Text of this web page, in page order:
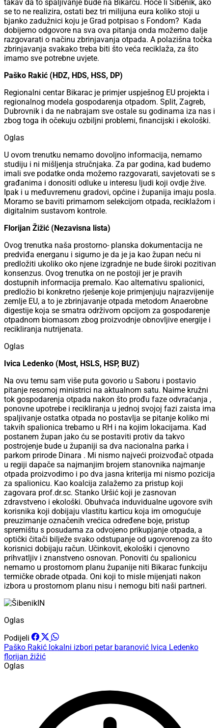
takav da to spaljivanje bude na Bikarcu. Hoće li Šibenik, ako
se to ne realizira, ostati bez tri milijuna eura koliko stoji u
bjanko zadužnici koju je Grad potpisao s Fondom? Kada
dobijemo odgovore na sva ova pitanja onda možemo dalje
razgovarati o načinu zbrinjavanja otpada. A polazišna točka
zbrinjavanja svakako treba biti što veća reciklaža, za što
imamo sve potrebne uvjete.
Paško Rakić (HDZ, HDS, HSS, DP)
Regionalni centar Bikarac je primjer uspješnog EU projekta i
regionalnog modela gospodarenja otpadom. Split, Zagreb,
Dubrovnik i da ne nabrajam sve ostale su godinama iza nas i
zbog toga ih očekuju ozbiljni problemi, financijski i ekološki.
Oglas
U ovom trenutku nemamo dovoljno informacija, nemamo
studiju i ni mišljenja stručnjaka. Za par godina, kad budemo
imali sve podatke onda možemo razgovarati, savjetovati se s
građanima i donositi odluke u interesu ljudi koji ovdje žive.
Ipak i u međuvremenu gradovi, općine i županija imaju posla.
Moramo se baviti primarnom selekcijom otpada, reciklažom i
digitalnim sustavom kontrole.
Florijan Žižić (Nezavisna lista)
Ovog trenutka naša prostorno- planska dokumentacija ne
predviđa energanu i sigurno je da je ja kao župan neću ni
predložiti ukoliko oko njene izgradnje ne bude široki pozitivan
konsenzus. Ovog trenutka on ne postoji jer je pravih
dostupnih informacija premalo. Kao alternativu spalionici,
predložio bi konkretno rješenje koje primjenjuju najrazvijenije
zemlje EU, a to je zbrinjavanje otpada metodom Anaerobne
digestije koja se smatra održivom opcijom za gospodarenje
otpadnom biomasom zbog proizvodnje obnovljive energije i
recikliranja nutrijenata.
Oglas
Ivica Ledenko (Most, HSLS, HSP, BUZ)
Na ovu temu sam više puta govorio u Saboru i postavio
pitanje resornoj ministrici na aktualnom satu. Naime kružni
tok gospodarenja otpada nakon što prođu faze odvraćanja ,
ponovne upotrebe i recikliranja u jednoj svojoj fazi zaista ima
spaljivanje ostatka otpada no postavlja se pitanje koliko mi
takvih spalionica trebamo u RH i na kojim lokacijama. Kad
postanem župan jako ću se postaviti protiv da takvo
postrojenje bude u županiji sa dva nacionalna parka i
parkom prirode Dinara . Mi nismo najveći proizvođač otpada
u regiji dapače sa najmanjim brojem stanovnika najmanje
otpada proizvodimo i po dva jasna kriterija mi nismo pozicija
za spalionicu. Kao koalcija zalažemo za pristup koji
zagovara prof.dr.sc. Stanko Uršić koji je zasnovan
zdravstveno i ekološki. Obuhvaća induvidualne ugovore svih
korisnika koji dobijaju vlastitu karticu koja im omogućuje
preuzimanje označenih vrećica određene boje, pristup
spremištu s posudama za odvojeno prikupjanje otpada, a
optički čitači bilježe svako odstupanje od ugovorenog za što
korisnici dobijaju račun. Učinkovit, ekološki i cjenovno
prihvatljiv i znanstveno osnovan. Ponoviti ću spalionicu
nemamo u prostornom planu županije niti Bikarac funkciju
termičke obrade otpada. Oni koji to misle mijenjati nakon
izbora u prostornom planu nisu i nemogu biti naši partneri.
Oglas
Podijeli
Paško Rakić lokalni izbori petar baranović Ivica Ledenko
florijan žižić
Oglas